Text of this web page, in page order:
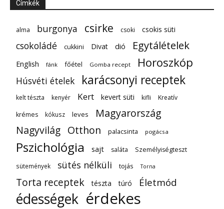
Címkék
alma burgonya csirke csoki csokis süti
csokoládé cukkini Divat dió Egytálételek
English fánk főétel Gomba recept Horoszkóp
Húsvéti ételek karácsonyi receptek
kelt tészta kenyér Kert kevert süti kifli
Kreatív
krémes
kókusz leves
Magyarország
Nagyvilág Otthon palacsinta pogácsa
Pszichológia sajt saláta Személyiségteszt
sütemények sütés nélküli tojás Torna
Torta receptek tészta túró Életmód
édességek érdekes